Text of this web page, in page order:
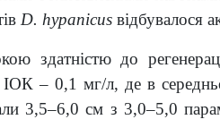
D. hypanicus відбувалося
здатністю до
– 0,1 мг/л, де в
3,5–6,0 см з 3,0–5,0